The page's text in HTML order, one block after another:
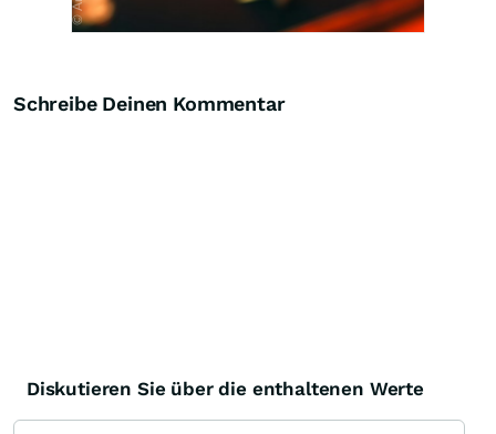
Schreibe Deinen Kommentar
Diskutieren Sie über die enthaltenen Werte